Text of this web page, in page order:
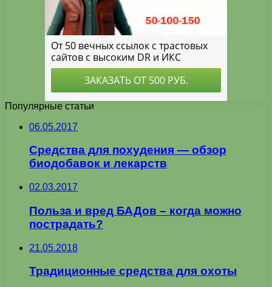
Популярные статьи
06.05.2017
Средства для похудения — обзор
биодобавок и лекарств
02.03.2017
Польза и вред БАДов – когда можно
пострадать?
21.05.2018
Традиционные средства для охоты